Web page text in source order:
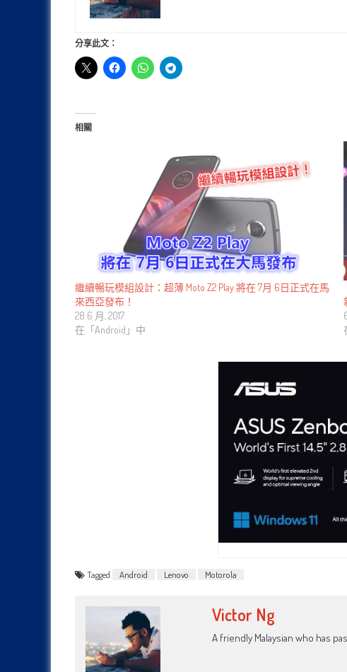
分享此文：
相關
繼續暢玩模組設計：超薄 Moto Z2 Play 將在 7月 6日正式在馬
來西亞發布！
28 6 月, 2017
在「Android」中
Tagged Android Lenovo Motorola
Victor Ng
A friendly Malaysian who has